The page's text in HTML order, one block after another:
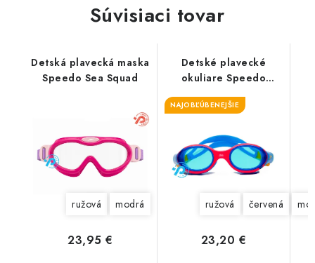
Súvisiaci tovar
Detská plavecká maska
Speedo Sea Squad
ružová modrá
23,95 €
Detské plavecké
okuliare Speedo
Biofuse 2.0
NAJOBĽÚBENEJŠIE
ružová červená
23,20 €